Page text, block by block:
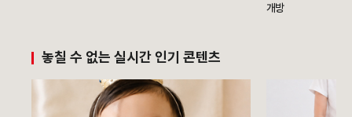
개방
놓칠 수 없는 실시간 인기 콘텐츠